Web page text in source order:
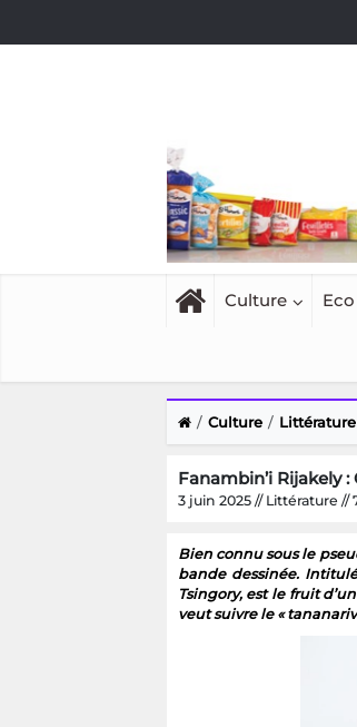
Culture Eco
Culture Littérature
Fanambin’i Rijakely
3 juin 2025 // Littérature //
Bien connu sous le
bande dessinée.
Tsingory, est le fruit
veut suivre le «